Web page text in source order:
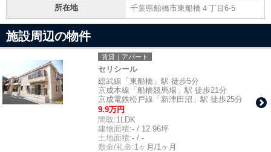
所在地 千葉県船橋市東船橋４丁目6-5
施設周辺の物件
賃貸｜アパート
セリシール
総武線「東船橋」駅 徒歩5分
京成本線「船橋競馬場」駅 徒歩21分
京成電鉄松戸線「新津田沼」駅 徒歩25分
9.9万円
間取:1LDK
建物面積:- / 12.96坪
土地面積:- / -
敷金/礼金:1ヶ月/1ヶ月